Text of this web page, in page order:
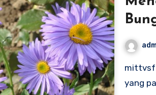
mittvsfact.com – Bunga aster adalah salah satu bunga
yang